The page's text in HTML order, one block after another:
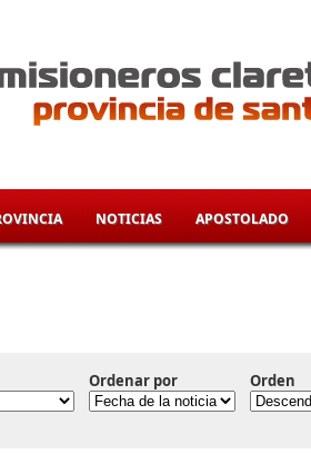
NOTICIAS APOSTOLADO
usted aquí
Ordenar por Orden